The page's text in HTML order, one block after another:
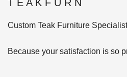
T E A K F U R N
Custom Teak Furniture Specialist
Because your satisfaction is so